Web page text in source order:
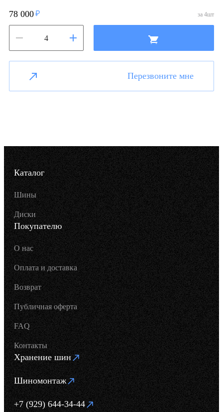
78 000 за 4шт
Перезвоните мне
Каталог
Шины
Диски
Покупателю
О нас
Оплата и доставка
Возврат
Публичная оферта
FAQ
Контакты
Хранение шин
Шиномонтаж
+7 (929) 644-34-44